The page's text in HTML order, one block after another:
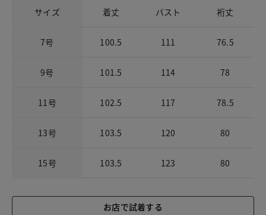
サイズ 着丈 バスト 裄丈
7号 100.5 111 76.5
9号 101.5 114 78
11号 102.5 117 78.5
13号 103.5 120 80
15号 103.5 123 80
お店で試着する